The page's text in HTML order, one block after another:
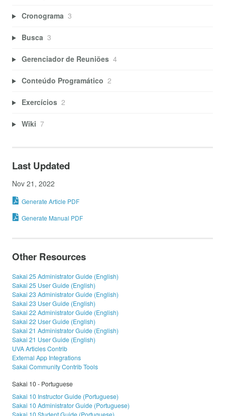
Cronograma 3
Busca 3
Gerenciador de Reuniões 4
Conteúdo Programático 2
Exercícios 2
Wiki 7
Last Updated
Nov 21, 2022
Generate Article PDF
Generate Manual PDF
Other Resources
Sakai 25 Administrator Guide (English)
Sakai 25 User Guide (English)
Sakai 23 Administrator Guide (English)
Sakai 23 User Guide (English)
Sakai 22 Administrator Guide (English)
Sakai 22 User Guide (English)
Sakai 21 Administrator Guide (English)
Sakai 21 User Guide (English)
UVA Articles Contrib
External App Integrations
Sakai Community Contrib Tools
Sakai 10 - Portuguese
Sakai 10 Instructor Guide (Portuguese)
Sakai 10 Administrator Guide (Portuguese)